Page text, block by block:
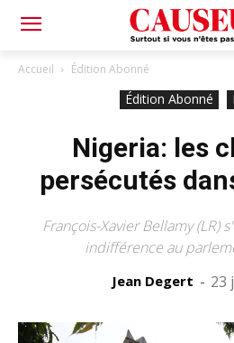
Accueil Édition Abonné
Édition Abonné
Nigeria: les
persécutés
François-Xavier Bellamy (LR)
indifférence au
Jean Degert - 23